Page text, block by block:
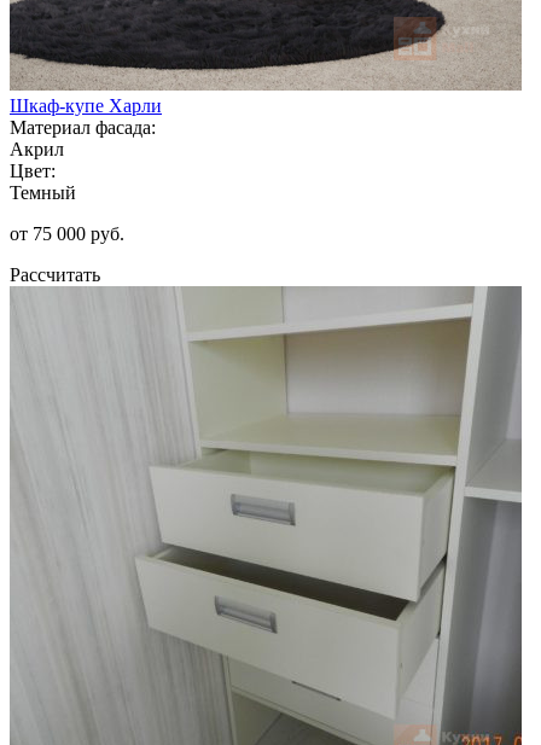
Шкаф-купе Харли
Материал фасада:
Акрил
Цвет:
Темный
от 75 000 руб.
Рассчитать